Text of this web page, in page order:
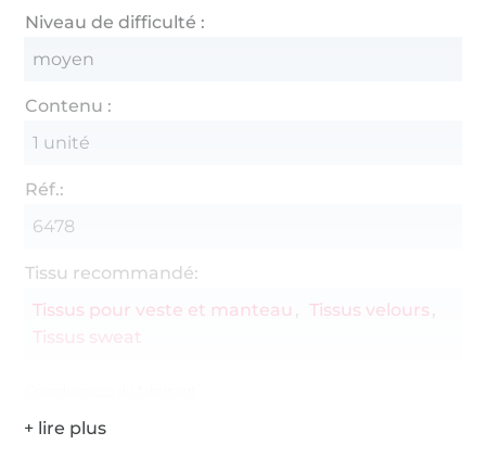
Niveau de difficulté :
moyen
Contenu :
1 unité
Réf.:
6478
Tissu recommandé:
Tissus pour veste et manteau
Tissus velours
Tissus sweat